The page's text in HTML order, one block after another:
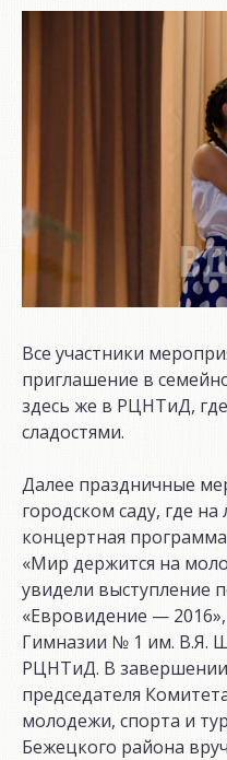
Все участники
приглашение в
здесь же в РЦНТиД,
сладостями.
Далее праздничные
городском саду, где
концертная
«Мир держится на
увидели выступление
«Евровидение —
Гимназии № 1 им. В.Я.
РЦНТиД. В
председателя
молодежи, спорта и
Бежецкого района